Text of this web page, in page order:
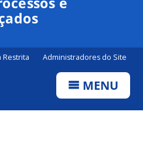
Restrita Administradores do Site
MENU